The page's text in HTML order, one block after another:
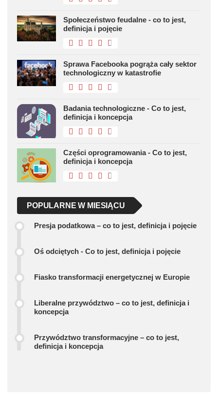
Społeczeństwo feudalne - co to jest,
definicja i pojęcie
Sprawa Facebooka pogrąża cały sektor
technologiczny w katastrofie
Badania technologiczne - Co to jest,
definicja i koncepcja
Części oprogramowania - Co to jest,
definicja i koncepcja
POPULARNE W MIESIĄCU
Presja podatkowa – co to jest, definicja i pojęcie
Oś odciętych - Co to jest, definicja i pojęcie
Fiasko transformacji energetycznej w Europie
Liberalne przywództwo – co to jest, definicja i
koncepcja
Przywództwo transformacyjne – co to jest,
definicja i koncepcja